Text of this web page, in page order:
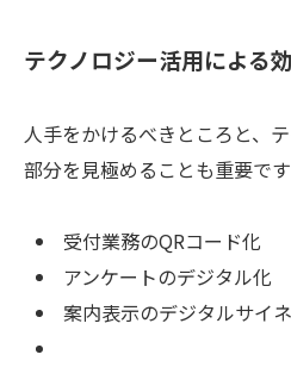
テクノロジー活用による
人手をかけるべきところと、
部分を見極めることも重要です
受付業務のQRコード化
アンケートのデジタル化
案内表示のデジタルサイ